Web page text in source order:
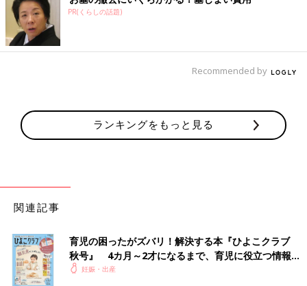
PR(くらしの話題)
Recommended by
ランキングをもっと見る
関連記事
育児の困ったがズバリ！解決する本『ひよこクラブ
秋号』 4カ月～2才になるまで、育児に役立つ情報が
いっぱい！
妊娠・出産